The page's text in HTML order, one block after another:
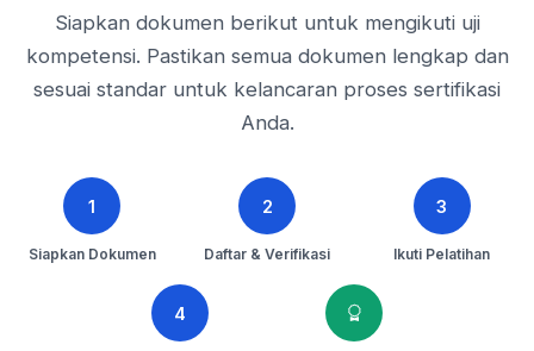
Siapkan dokumen berikut untuk mengikuti uji
kompetensi. Pastikan semua dokumen lengkap dan
sesuai standar untuk kelancaran proses sertifikasi
Anda.
1
Siapkan Dokumen
2
Daftar & Verifikasi
3
Ikuti Pelatihan
4